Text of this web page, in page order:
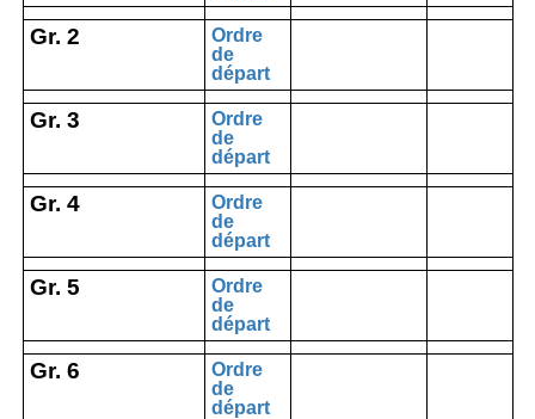
Gr. 2
Ordre
de
départ
Gr. 3
Ordre
de
départ
Gr. 4
Ordre
de
départ
Gr. 5
Ordre
de
départ
Gr. 6
Ordre
de
départ